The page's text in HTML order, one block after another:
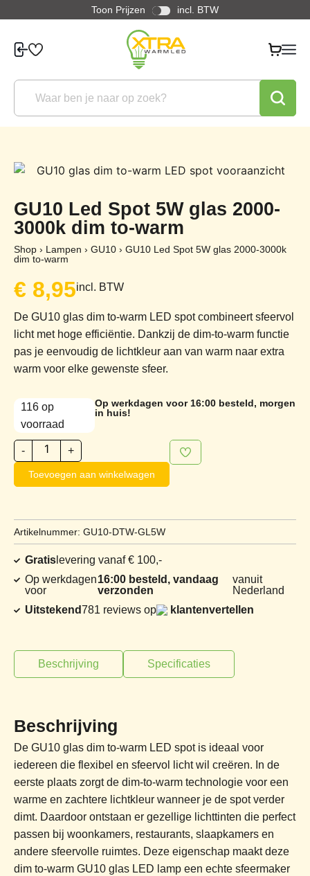
Toon Prijzen incl. BTW
GU10 Led Spot 5W glas 2000-
3000k dim to-warm
Shop › Lampen › GU10 › GU10 Led Spot 5W glas 2000-3000k
dim to-warm
€ 8,95incl. BTW
De GU10 glas dim to-warm LED spot combineert sfeervol
licht met hoge efficiëntie. Dankzij de dim-to-warm functie
pas je eenvoudig de lichtkleur aan van warm naar extra
warm voor elke gewenste sfeer.
116 op
voorraad
Op werkdagen voor 16:00 besteld, morgen
in huis!
- +
Toevoegen aan winkelwagen
Artikelnummer: GU10-DTW-GL5W
Gratis levering vanaf € 100,-
Op werkdagen
voor
16:00 besteld, vandaag
verzonden
vanuit
Nederland
Uitstekend781 reviews op klantenvertellen
Beschrijving Specificaties
Beschrijving
De GU10 glas dim to-warm LED spot is ideaal voor
iedereen die flexibel en sfeervol licht wil creëren. In de
eerste plaats zorgt de dim-to-warm technologie voor een
warme en zachtere lichtkleur wanneer je de spot verder
dimt. Daardoor ontstaan er gezellige lichttinten die perfect
passen bij woonkamers, restaurants, slaapkamers en
andere sfeervolle ruimtes. Deze eigenschap maakt deze
dim to-warm GU10 glas LED lamp een echte sfeermaker